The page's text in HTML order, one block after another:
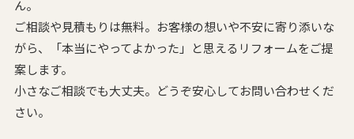
ん。
ご相談や見積もりは無料。お客様の想いや不安に寄り添いな
がら、
「本当にやってよかった」と思えるリフォームをご提
案します。
小さなご相談でも大丈夫。どうぞ安心してお問い合わせくだ
さい。